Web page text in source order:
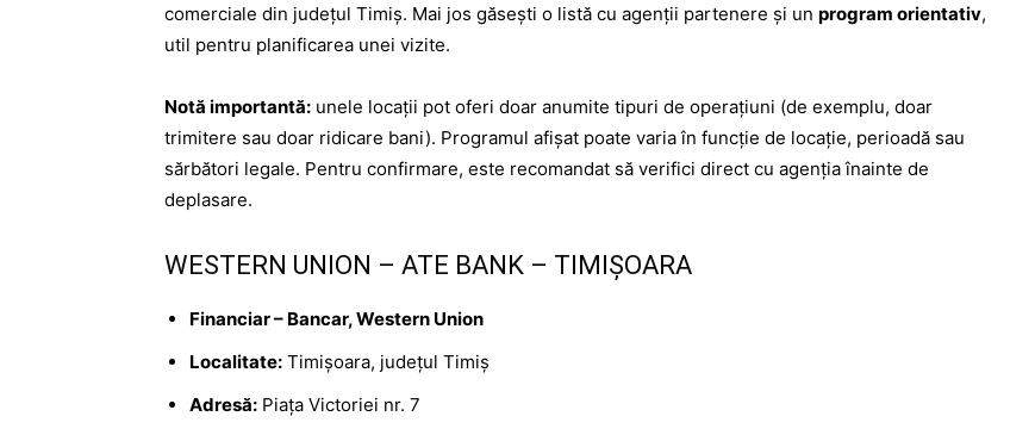
comerciale din județul Timiș. Mai jos găsești o listă cu agenții partenere și un program orientativ,
util pentru planificarea unei vizite.
Notă importantă: unele locații pot oferi doar anumite tipuri de operațiuni (de exemplu, doar
trimitere sau doar ridicare bani). Programul afișat poate varia în funcție de locație, perioadă sau
sărbători legale. Pentru confirmare, este recomandat să verifici direct cu agenția înainte de
deplasare.
WESTERN UNION – ATE BANK – TIMIȘOARA
Financiar – Bancar, Western Union
Localitate: Timișoara, județul Timiș
Adresă: Piața Victoriei nr. 7